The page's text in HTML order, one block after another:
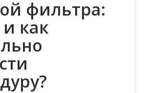
фильтра:
как